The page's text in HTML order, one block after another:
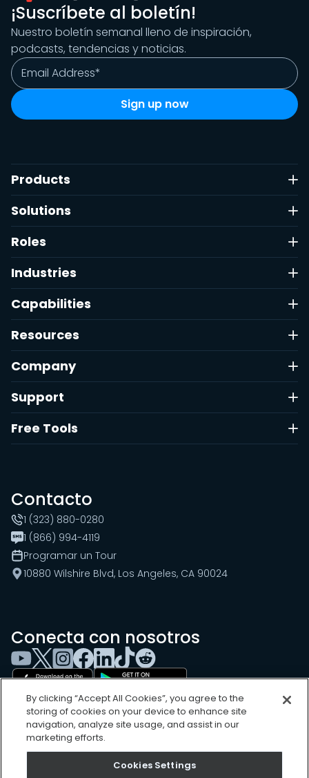
¡Suscríbete al boletín!
Nuestro boletín semanal lleno de inspiración,
podcasts, tendencias y noticias.
Products
Solutions
Roles
Industries
Capabilities
Resources
Company
Support
Free Tools
Contacto
1 (323) 880-0280
1 (866) 994-4119
Programar un Tour
10880 Wilshire Blvd, Los Angeles, CA 90024
Conecta con nosotros
By clicking “Accept All Cookies”, you agree to the
storing of cookies on your device to enhance site
navigation, analyze site usage, and assist in our
marketing efforts.
Cookies Settings